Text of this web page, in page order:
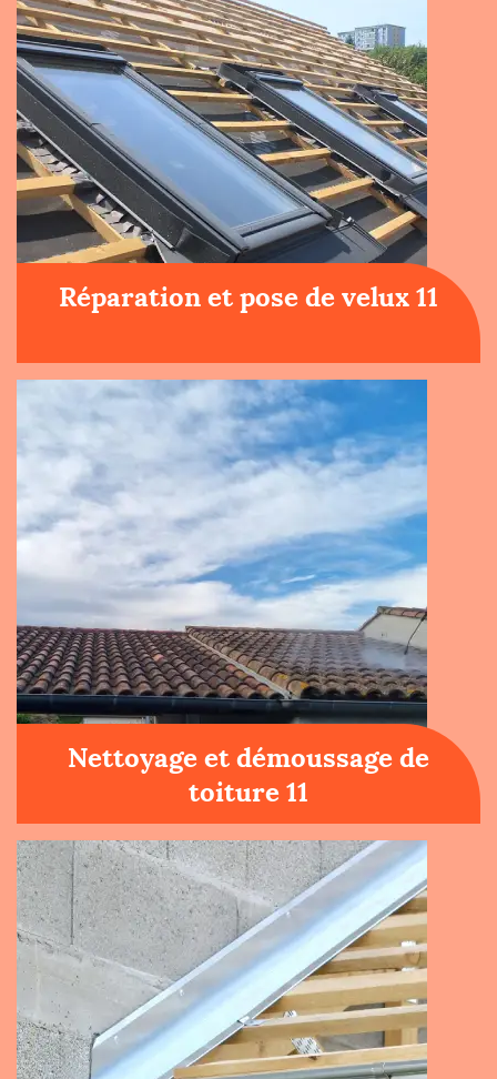
Réparation et pose de velux 11
Nettoyage et démoussage de
toiture 11